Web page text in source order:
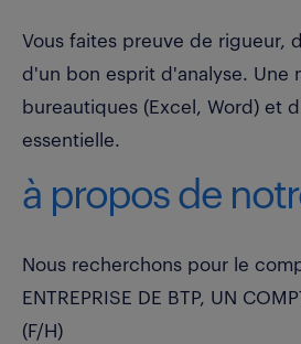
Vous faites preuve de rigueur,
d'un bon esprit d'analyse. Une
bureautiques (Excel, Word) et
essentielle.
à propos de
Nous recherchons pour le
ENTREPRISE DE BTP, UN
(F/H)